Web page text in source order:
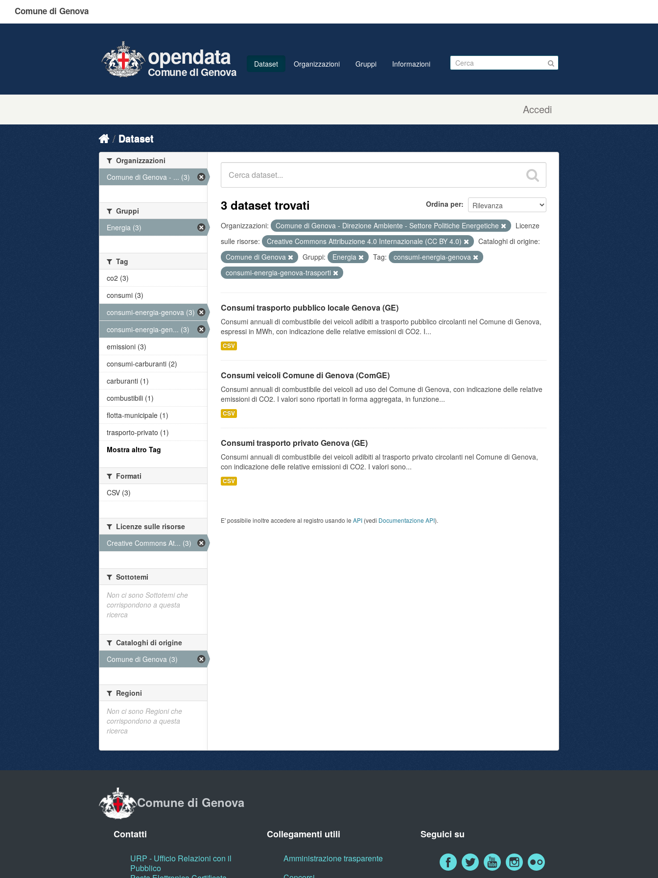
Comune di Genova
Accedi
opendata
Comune di Genova
Dataset Organizzazioni Gruppi Informazioni
Dataset
Ordina per
3 dataset trovati
Organizzazioni: Comune di Genova - Direzione Ambiente - Settore Politiche Energetiche
Licenze
sulle risorse:
Creative Commons Attribuzione 4.0 Internazionale (CC BY 4.0)
Cataloghi di origine:
Comune di Genova
Gruppi: Energia Tag:
consumi-energia-genova
consumi-energia-genova-trasporti
Consumi trasporto pubblico locale Genova (GE)
Consumi annuali di combustibile dei veicoli adibiti a trasporto pubblico circolanti nel Comune di Genova,
espressi in MWh, con indicazione delle relative emissioni di CO2. I...
CSV
Consumi veicoli Comune di Genova (ComGE)
Consumi annuali di combustibile dei veicoli ad uso del Comune di Genova, con indicazione delle relative
emissioni di CO2. I valori sono riportati in forma aggregata, in funzione...
CSV
Consumi trasporto privato Genova (GE)
Consumi annuali di combustibile dei veicoli adibiti al trasporto privato circolanti nel Comune di Genova,
con indicazione delle relative emissioni di CO2. I valori sono...
CSV
E' possibile inoltre accedere al registro usando le API (vedi Documentazione API).
Organizzazioni
Comune di Genova - ... (3)
Gruppi
Energia (3)
Tag
co2 (3)
consumi (3)
consumi-energia-genova (3)
consumi-energia-gen... (3)
emissioni (3)
consumi-carburanti (2)
carburanti (1)
combustibili (1)
flotta-municipale (1)
trasporto-privato (1)
Mostra altro Tag
Formati
CSV (3)
Licenze sulle risorse
Creative Commons At... (3)
Sottotemi
Non ci sono Sottotemi che
corrispondono a questa
ricerca
Cataloghi di origine
Comune di Genova (3)
Regioni
Non ci sono Regioni che
corrispondono a questa
ricerca
Comune di Genova
Contatti
URP - Ufficio Relazioni con il
Pubblico
Collegamenti utili
Amministrazione trasparente
Seguici su